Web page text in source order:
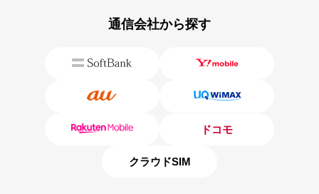
通信会社から探す
ドコモ
クラウドSIM